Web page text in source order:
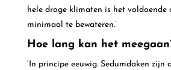
hele droge klimaten is het voldoende
minimaal te bewateren.’
Hoe lang kan het
‘In principe eeuwig. Sedumdaken zijn